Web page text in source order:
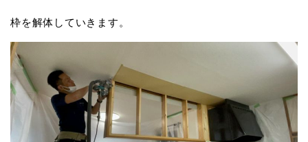
枠を解体していきます。